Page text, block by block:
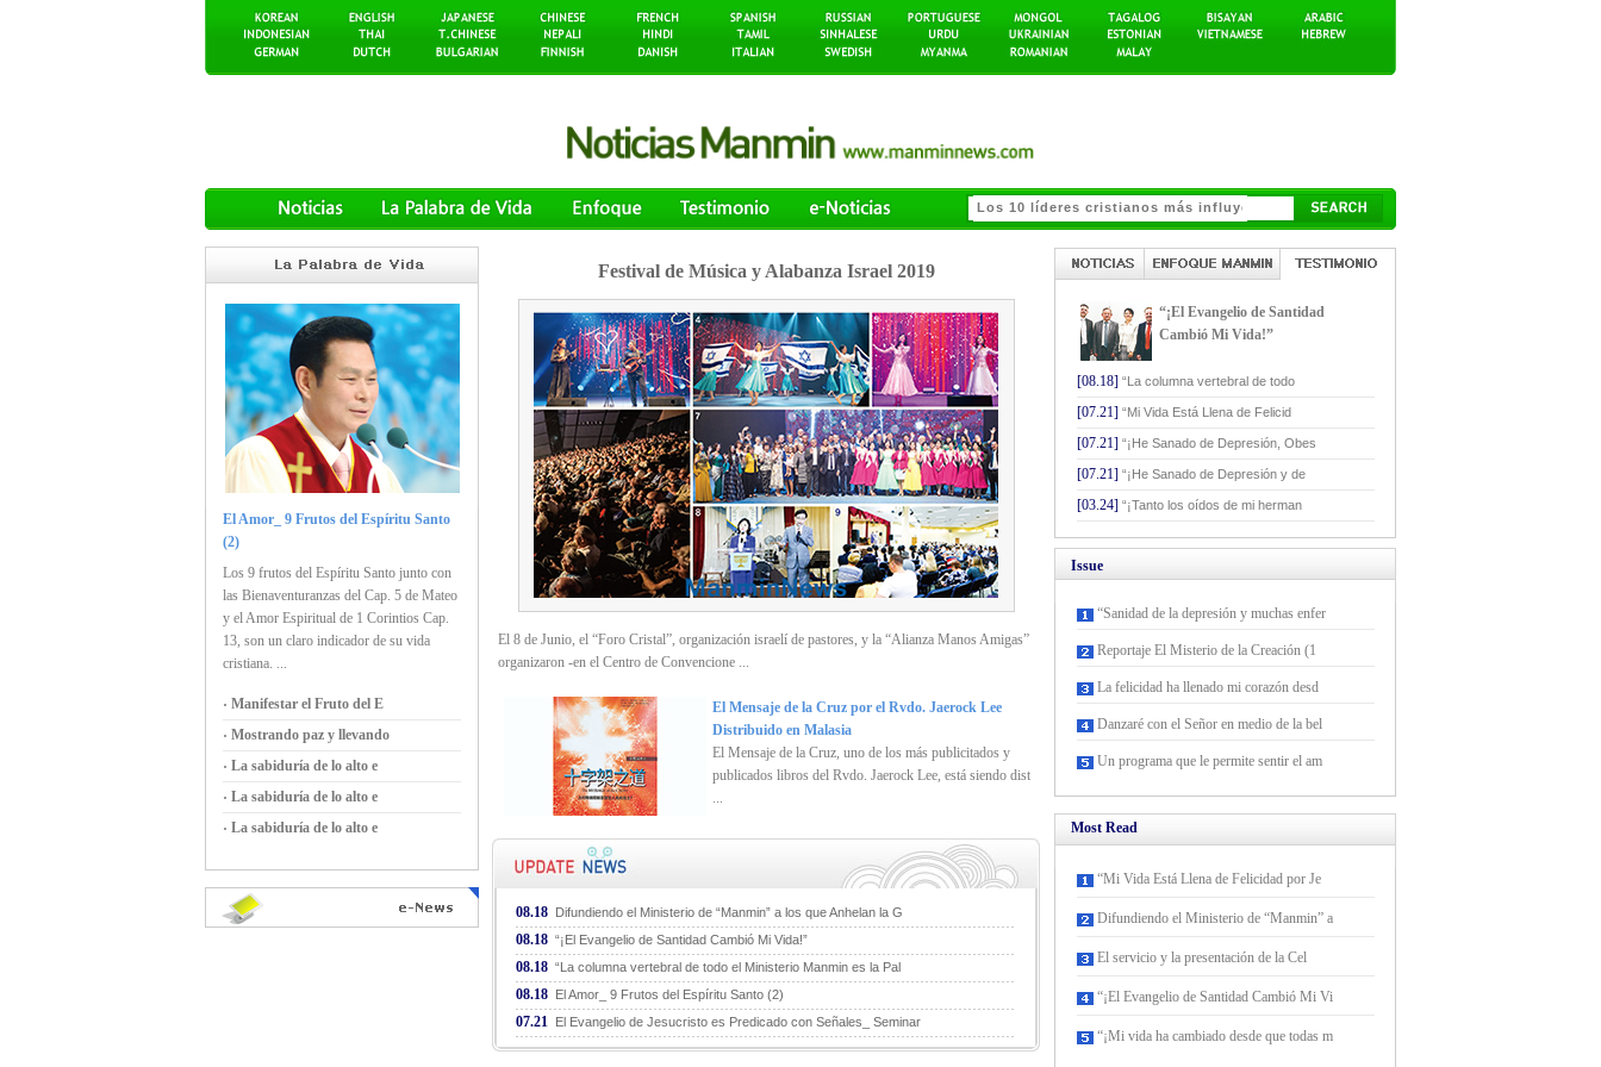
El Amor_ 9 Frutos del Espíritu Santo
(2)
Los 9 frutos del Espíritu Santo junto con
las Bienaventuranzas del Cap. 5 de Mateo
y el Amor Espiritual de 1 Corintios Cap.
13, son un claro indicador de su vida
cristiana. ...
Manifestar el Fruto del E
Mostrando paz y llevando
La sabiduría de lo alto e
La sabiduría de lo alto e
La sabiduría de lo alto e
Festival de Música y Alabanza Israel 2019
El 8 de Junio, el “Foro Cristal”, organización israelí de pastores, y la “Alianza Manos Amigas”
organizaron -en el Centro de Convencione ...
El Mensaje de la Cruz por el Rvdo. Jaerock Lee
Distribuido en Malasia
El Mensaje de la Cruz, uno de los más publicitados y
publicados libros del Rvdo. Jaerock Lee, está siendo dist
...
08.18 Difundiendo el Ministerio de “Manmin” a los que Anhelan la G
08.18 “¡El Evangelio de Santidad Cambió Mi Vida!”
08.18 “La columna vertebral de todo el Ministerio Manmin es la Pal
08.18 El Amor_ 9 Frutos del Espíritu Santo (2)
07.21 El Evangelio de Jesucristo es Predicado con Señales_ Seminar
“¡El Evangelio de Santidad
Cambió Mi Vida!”
[08.18] “La columna vertebral de todo
[07.21] “Mi Vida Está Llena de Felicid
[07.21] “¡He Sanado de Depresión, Obes
[07.21] “¡He Sanado de Depresión y de
[03.24] “¡Tanto los oídos de mi herman
Issue
“Sanidad de la depresión y muchas enfer
Reportaje El Misterio de la Creación (1
La felicidad ha llenado mi corazón desd
Danzaré con el Señor en medio de la bel
Un programa que le permite sentir el am
Most Read
“Mi Vida Está Llena de Felicidad por Je
Difundiendo el Ministerio de “Manmin” a
El servicio y la presentación de la Cel
“¡El Evangelio de Santidad Cambió Mi Vi
“¡Mi vida ha cambiado desde que todas m